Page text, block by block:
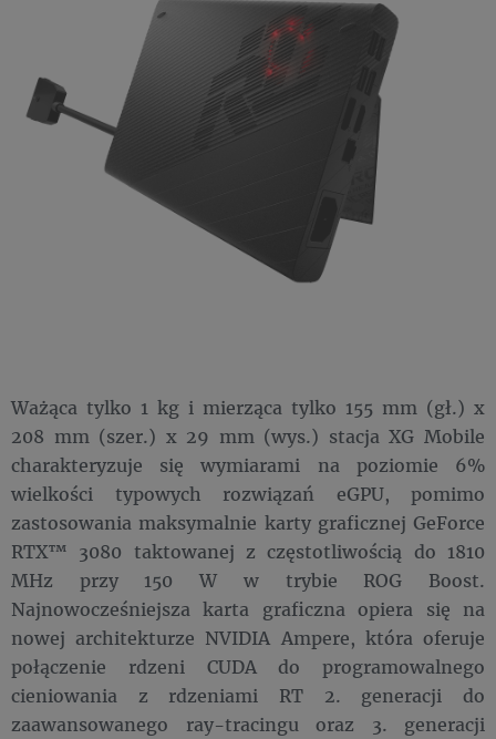
Ważąca tylko 1 kg i mierząca tylko 155 mm (gł.) x
208 mm (szer.) x 29 mm (wys.) stacja XG Mobile
charakteryzuje się wymiarami na poziomie 6%
wielkości typowych rozwiązań eGPU, pomimo
zastosowania maksymalnie karty graficznej GeForce
RTX™ 3080 taktowanej z częstotliwością do 1810
MHz przy 150 W w trybie ROG Boost.
Najnowocześniejsza karta graficzna opiera się na
nowej architekturze NVIDIA Ampere, która oferuje
połączenie rdzeni CUDA do programowalnego
cieniowania z rdzeniami RT 2. generacji do
zaawansowanego ray-tracingu oraz 3. generacji